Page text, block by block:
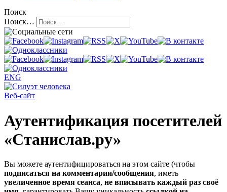
Поиск
Поиск…
ENG
Веб-сайт
Аутентификация посетителей
«Станислав.ру»
Вы можете аутентифицироваться на этом сайте (чтобы
подписаться на комментарии/сообщения, иметь
увеличенное время сеанса, не вписывать каждый раз своё